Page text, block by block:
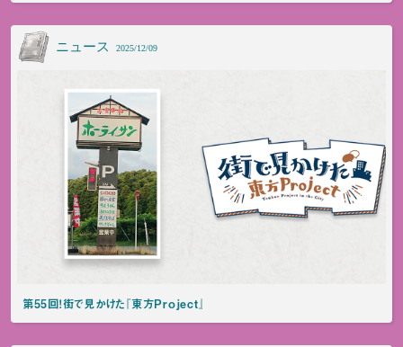
ニュース 2025/12/09
第55回！街で見かけた『東方Project』